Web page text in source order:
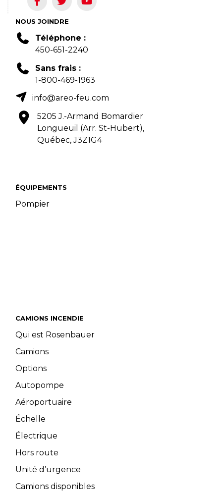
ÉQUIPEMENTS
Pompier
CAMIONS INCENDIE
Qui est Rosenbauer
Camions
Options
Autopompe
Aéroportuaire
Échelle
Électrique
Hors route
Unité d’urgence
Camions disponibles
NOUS JOINDRE
Téléphone :
450-651-2240
Sans frais :
1-800-469-1963
info@areo-feu.com
5205 J.-Armand Bomardier
Longueuil (Arr. St-Hubert),
Québec, J3Z1G4